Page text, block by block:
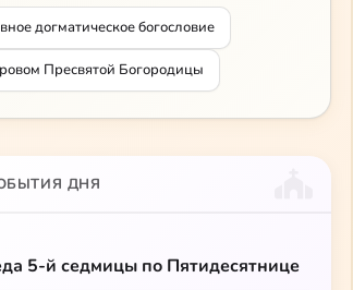
догматическое богословие
Пресвятой Богородицы
ДНЯ
5-й седмицы по Пятидесятнице